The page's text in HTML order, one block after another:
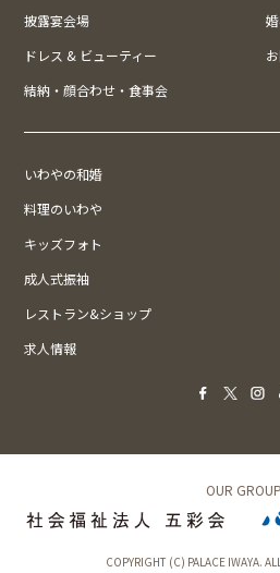
披露宴会場
ドレス & ビューティー
結納・顔合わせ・食事会
いわやの和婚
料理のいわや
キッズフォト
成人式振袖
レストラン&ショップ
求人情報
OUR GROUP
COPYRIGHT (C) PALACE IWAYA.